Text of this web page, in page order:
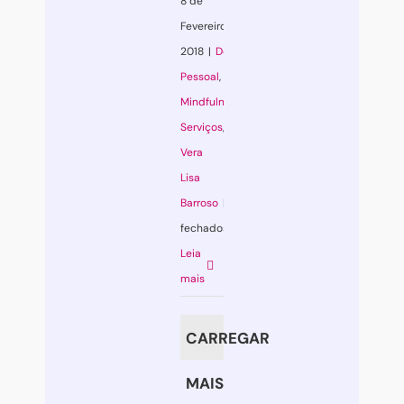
Fevereiro,
2018 | Desenvolvimento
Pessoal,
Mindfulness
Serviços,
Vera
Lisa
Barroso
fechados
em
Mindfulness:
dimensões
Leia
mais
CARREGAR
MAIS